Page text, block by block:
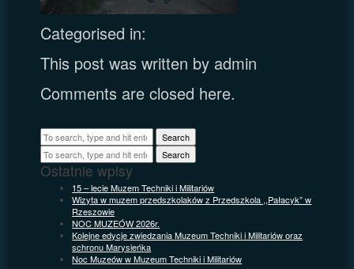
Categorised in:
This post was written by admin
Comments are closed here.
Search
Search
Ostatnie wpisy
15 – lecie Muzem Techniki i Militariów
Wizyta w muzem przedszkolaków z Przedszkola ,,Pałacyk” w
Rzeszowie
NOC MUZEÓW 2026r.
Kolejne edycje zwiedzania Muzeum Techniki i Militariów oraz
schronu Marysieńka
Noc Muzeów w Muzeum Techniki i Militariów